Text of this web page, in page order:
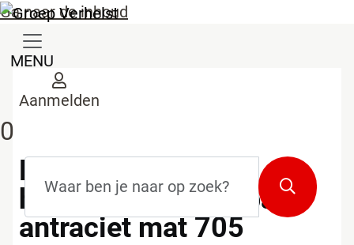
Ga naar de inhoud
MENU
Aanmelden
0
Zoeken
KORAMIC Datura
hoekige vorst dakpan
antraciet mat 705